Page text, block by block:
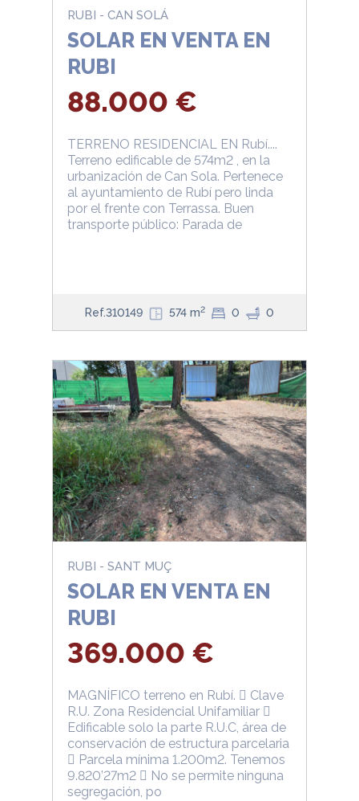
RUBI - CAN SOLÁ
SOLAR EN VENTA EN
RUBI
88.000 €
TERRENO RESIDENCIAL EN Rubí....
Terreno edificable de 574m2 , en la
urbanización de Can Sola. Pertenece
al ayuntamiento de Rubí pero linda
por el frente con Terrassa. Buen
transporte público: Parada de
Ref.310149 574 m2 0 0
RUBI - SANT MUÇ
SOLAR EN VENTA EN
RUBI
369.000 €
MAGNÍFICO terreno en Rubí.  Clave
R.U. Zona Residencial Unifamiliar 
Edificable solo la parte R.U.C, área de
conservación de estructura parcelaria
 Parcela mínima 1.200m2. Tenemos
9.820’27m2  No se permite ninguna
segregación, po